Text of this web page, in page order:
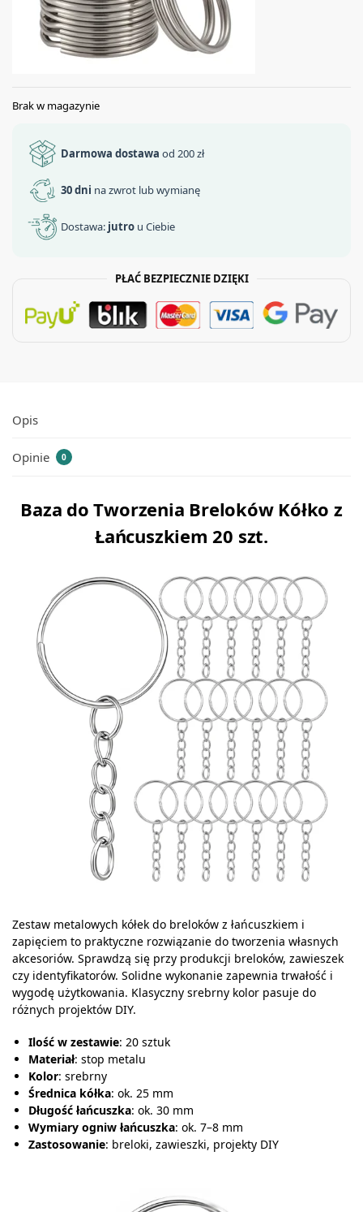
Brak w magazynie
Darmowa dostawa od 200 zł
30 dni na zwrot lub wymianę
Dostawa: jutro u Ciebie
PŁAĆ BEZPIECZNIE DZIĘKI
Opis
Opinie 0
Baza do Tworzenia Breloków Kółko z
Łańcuszkiem 20 szt.
Zestaw metalowych kółek do breloków z łańcuszkiem i
zapięciem to praktyczne rozwiązanie do tworzenia własnych
akcesoriów. Sprawdzą się przy produkcji breloków, zawieszek
czy identyfikatorów. Solidne wykonanie zapewnia trwałość i
wygodę użytkowania. Klasyczny srebrny kolor pasuje do
różnych projektów DIY.
Ilość w zestawie: 20 sztuk
Materiał: stop metalu
Kolor: srebrny
Średnica kółka: ok. 25 mm
Długość łańcuszka: ok. 30 mm
Wymiary ogniw łańcuszka: ok. 7–8 mm
Zastosowanie: breloki, zawieszki, projekty DIY